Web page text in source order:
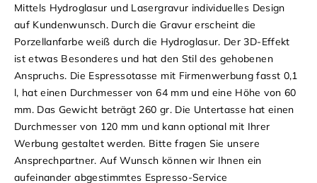
Mittels Hydroglasur und Lasergravur individuelles Design
auf Kundenwunsch. Durch die Gravur erscheint die
Porzellanfarbe weiß durch die Hydroglasur. Der 3D-Effekt
ist etwas Besonderes und hat den Stil des gehobenen
Anspruchs. Die Espressotasse mit Firmenwerbung fasst 0,1
l, hat einen Durchmesser von 64 mm und eine Höhe von 60
mm. Das Gewicht beträgt 260 gr. Die Untertasse hat einen
Durchmesser von 120 mm und kann optional mit Ihrer
Werbung gestaltet werden. Bitte fragen Sie unsere
Ansprechpartner. Auf Wunsch können wir Ihnen ein
aufeinander abgestimmtes Espresso-Service